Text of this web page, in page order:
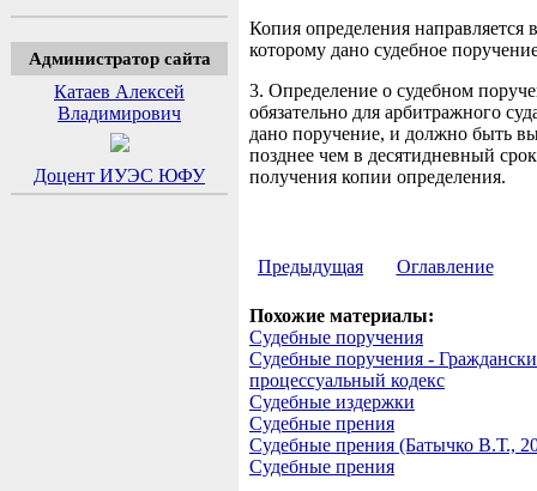
Администратор сайта
Катаев Алексей
Владимирович
Доцент ИУЭС ЮФУ
Копия определения направляется
которому дано судебное
3. Определение о судебном
обязательно для арбитражного
дано поручение, и должно быть
позднее чем в десятидневный
получения копии определения.
Предыдущая Оглавление
Похожие материалы:
Судебные поручения
Судебные поручения -
процессуальный кодекс
Судебные издержки
Судебные прения
Судебные прения (Батычко В.Т.,
Судебные прения